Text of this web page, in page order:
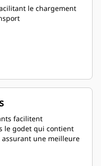
le chargement
facilitent
le godet qui contient
une meilleure